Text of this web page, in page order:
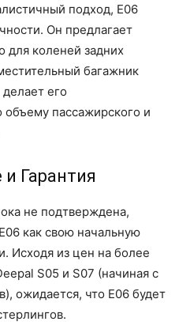
подход, E06
Он предлагает
для коленей задних
багажник
его
пассажирского и
Гарантия
не подтверждена,
как свою начальную
Исходя из цен на более
S05 и S07 (начиная с
ожидается, что E06 будет